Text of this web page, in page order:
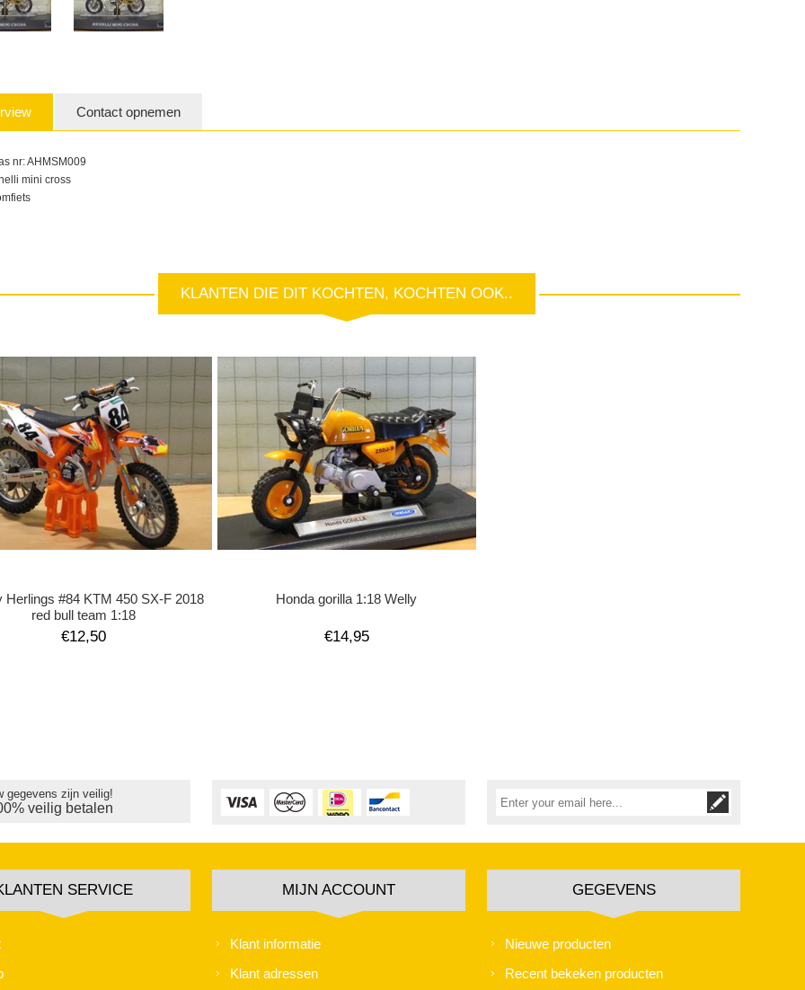
Contact opnemen
nr: AHMSM009
mini cross
KLANTEN DIE DIT KOCHTEN, KOCHTEN OOK..
Herlings #84 KTM 450 SX-F 2018
red bull team 1:18
€12,50
Honda gorilla 1:18 Welly
€14,95
gegevens zijn veilig!
veilig betalen
SERVICE MIJN ACCOUNT
Klant informatie
Klant adressen
GEGEVENS
Nieuwe producten
Recent bekeken producten